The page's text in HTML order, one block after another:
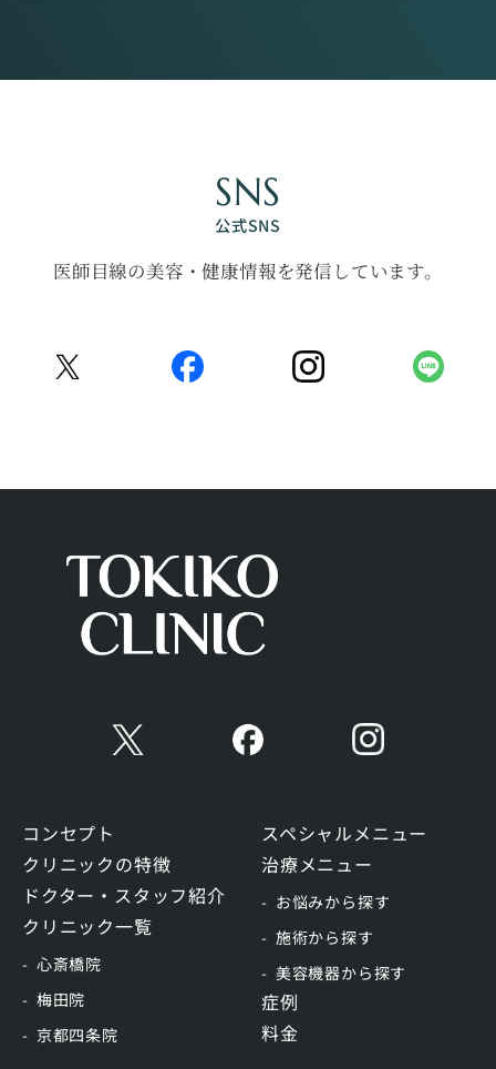
SNS
公式SNS
医師目線の美容・健康情報を発信しています。
コンセプト
クリニックの特徴
ドクター・スタッフ紹介
クリニック一覧
心斎橋院
梅田院
京都四条院
スペシャルメニュー
治療メニュー
お悩みから探す
施術から探す
美容機器から探す
症例
料金